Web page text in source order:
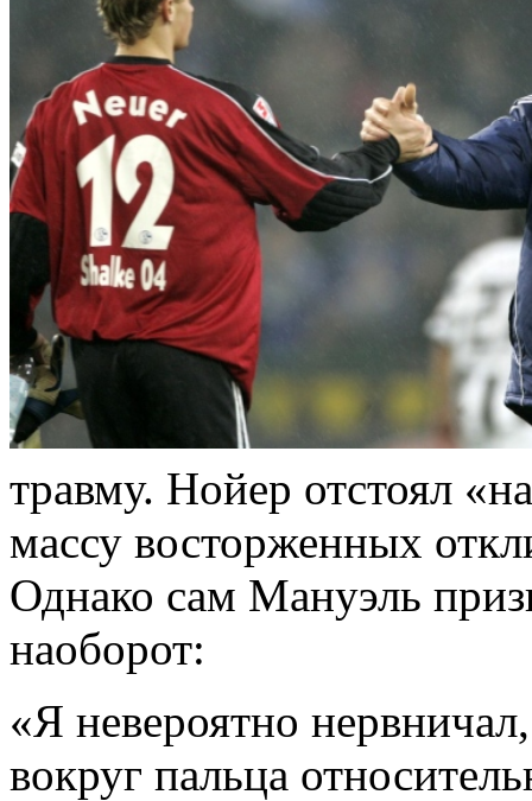
травму. Нойер отстоял
массу восторженных
Однако сам Мануэль
наоборот:
«Я невероятно
вокруг пальца